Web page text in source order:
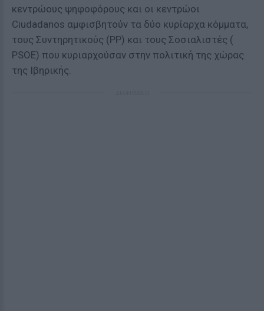
κεντρώους ψηφοφόρους και οι κεντρώοι
Ciudadanos αμφισβητούν τα δύο κυρίαρχα κόμματα,
τους Συντηρητικούς (PP) και τους Σοσιαλιστές (
PSOE) που κυριαρχούσαν στην πολιτική της χώρας
της Ιβηρικής.